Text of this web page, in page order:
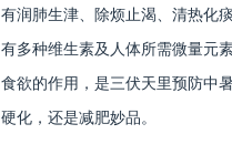
有润肺生津、除烦止渴、清热化
有多种维生素及人体所需微量元
食欲的作用，是三伏天里预防中
硬化，还是减肥妙品。